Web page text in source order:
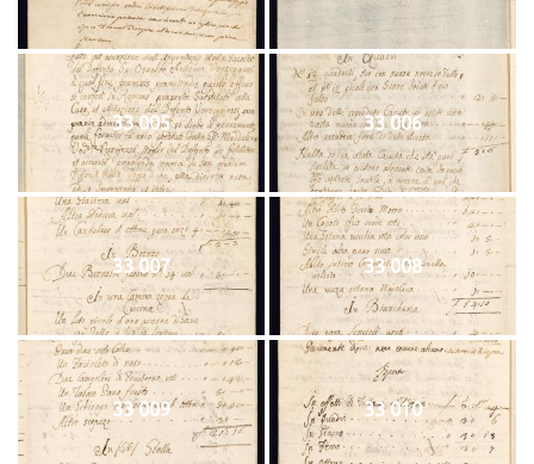
33 005 33 006
33 007 33 008
33 009 33 010